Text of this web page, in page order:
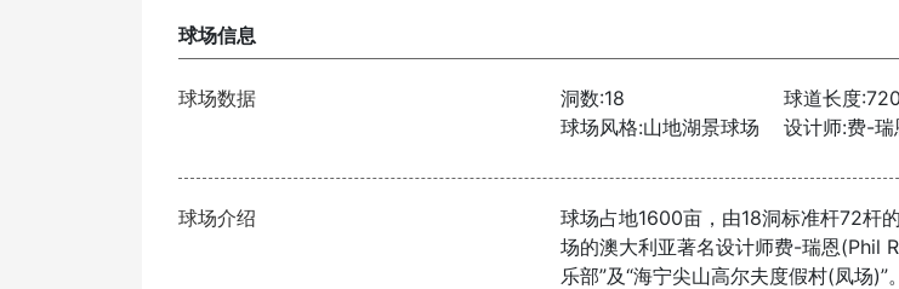
球场信息
球场数据 洞数:18 球道长度
球场风格:山地湖景球场
设计师:费-瑞
球场介绍
球场占地1600亩，由18洞标准杆72杆
场的澳大利亚著名设计师费-瑞恩(Phil
乐部”及“海宁尖山高尔夫度假村(凤场